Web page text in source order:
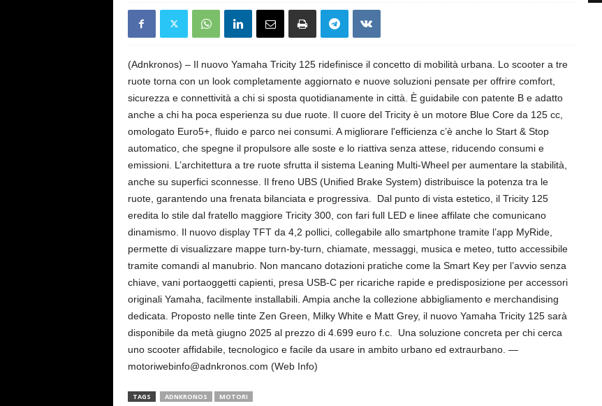
(Adnkronos) – Il nuovo Yamaha Tricity 125 ridefinisce il concetto di mobilità urbana. Lo scooter a tre
ruote torna con un look completamente aggiornato e nuove soluzioni pensate per offrire comfort,
sicurezza e connettività a chi si sposta quotidianamente in città. È guidabile con patente B e adatto
anche a chi ha poca esperienza su due ruote. Il cuore del Tricity è un motore Blue Core da 125 cc,
omologato Euro5+, fluido e parco nei consumi. A migliorare l'efficienza c’è anche lo Start & Stop
automatico, che spegne il propulsore alle soste e lo riattiva senza attese, riducendo consumi e
emissioni. L’architettura a tre ruote sfrutta il sistema Leaning Multi-Wheel per aumentare la stabilità,
anche su superfici sconnesse. Il freno UBS (Unified Brake System) distribuisce la potenza tra le
ruote, garantendo una frenata bilanciata e progressiva. Dal punto di vista estetico, il Tricity 125
eredita lo stile dal fratello maggiore Tricity 300, con fari full LED e linee affilate che comunicano
dinamismo. Il nuovo display TFT da 4,2 pollici, collegabile allo smartphone tramite l’app MyRide,
permette di visualizzare mappe turn-by-turn, chiamate, messaggi, musica e meteo, tutto accessibile
tramite comandi al manubrio. Non mancano dotazioni pratiche come la Smart Key per l’avvio senza
chiave, vani portaoggetti capienti, presa USB-C per ricariche rapide e predisposizione per accessori
originali Yamaha, facilmente installabili. Ampia anche la collezione abbigliamento e merchandising
dedicata. Proposto nelle tinte Zen Green, Milky White e Matt Grey, il nuovo Yamaha Tricity 125 sarà
disponibile da metà giugno 2025 al prezzo di 4.699 euro f.c. Una soluzione concreta per chi cerca
uno scooter affidabile, tecnologico e facile da usare in ambito urbano ed extraurbano. —
motoriwebinfo@adnkronos.com (Web Info)
TAGS ADNKRONOS MOTORI